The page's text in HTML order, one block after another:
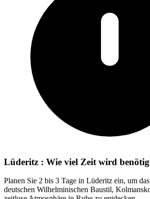
Lüderitz : Wie viel Zeit wird
Planen Sie 2 bis 3 Tage in Lüderitz ein, um
deutschen Wilhelminischen Baustil,